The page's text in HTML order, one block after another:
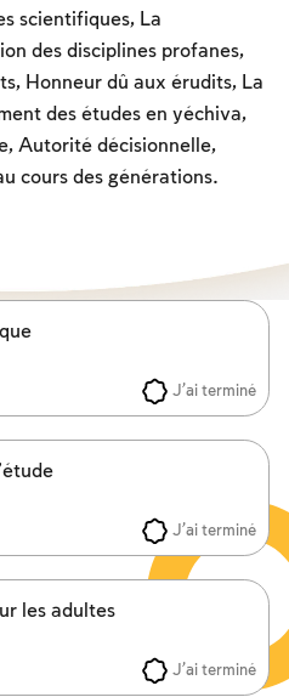
du Temple
scientifiques, La
des disciplines profanes,
Honneur dû aux érudits, La
des études en yéchiva,
Autorité décisionnelle,
cours des générations.
J'ai terminé
J'ai terminé
les adultes
J'ai terminé